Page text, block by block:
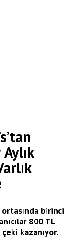
birinci
800 TL
kazanıyor.